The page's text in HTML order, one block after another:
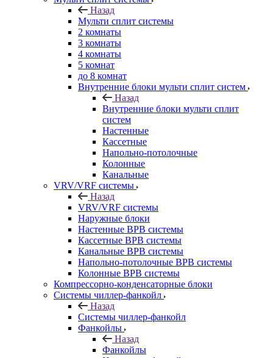
Назад
Мульти сплит системы
2 комнаты
3 комнаты
4 комнаты
5 комнат
до 8 комнат
Внутренние блоки мульти сплит систем
Назад
Внутренние блоки мульти сплит
систем
Настенные
Кассетные
Напольно-потолочные
Колонные
Канальные
VRV/VRF системы
Назад
VRV/VRF системы
Наружные блоки
Настенные ВРВ системы
Кассетные ВРВ системы
Канальные ВРВ системы
Напольно-потолочные ВРВ системы
Колонные ВРВ системы
Компрессорно-конденсаторные блоки
Системы чиллер-фанкойл
Назад
Системы чиллер-фанкойл
Фанкойлы
Назад
Фанкойлы